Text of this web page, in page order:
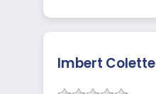
Imbert Colette